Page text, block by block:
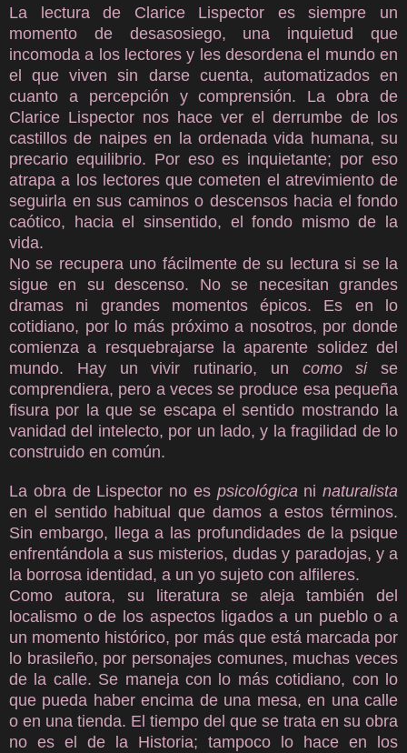
La lectura de Clarice Lispector es siempre un
momento de desasosiego, una inquietud que
incomoda a los lectores y les desordena el mundo en
el que viven sin darse cuenta, automatizados en
cuanto a percepción y comprensión. La obra de
Clarice Lispector nos hace ver el derrumbe de los
castillos de naipes en la ordenada vida humana, su
precario equilibrio. Por eso es inquietante; por eso
atrapa a los lectores que cometen el atrevimiento de
seguirla en sus caminos o descensos hacia el fondo
caótico, hacia el sinsentido, el fondo mismo de la
vida.
No se recupera uno fácilmente de su lectura si se la
sigue en su descenso. No se necesitan grandes
dramas ni grandes momentos épicos. Es en lo
cotidiano, por lo más próximo a nosotros, por donde
comienza a resquebrajarse la aparente solidez del
mundo. Hay un vivir rutinario, un como sise
comprendiera, pero a veces se produce esa pequeña
fisura por la que se escapa el sentido mostrando la
vanidad del intelecto, por un lado, y la fragilidad de lo
construido en común.
La obra de Lispector no es psicológicani naturalista
en el sentido habitual que damos a estos términos.
Sin embargo, llega a las profundidades de la psique
enfrentándola a sus misterios, dudas y paradojas, y a
la borrosa identidad, a un yo sujeto con alfileres.
Como autora, su literatura se aleja también del
localismo o de los aspectos ligados a un pueblo o a
un momento histórico, por más que está marcada por
lo brasileño, por personajes comunes, muchas veces
de la calle. Se maneja con lo más cotidiano, con lo
que pueda haber encima de una mesa, en una calle
o en una tienda. El tiempo del que se trata en su obra
no es el de la Historia; tampoco lo hace en los